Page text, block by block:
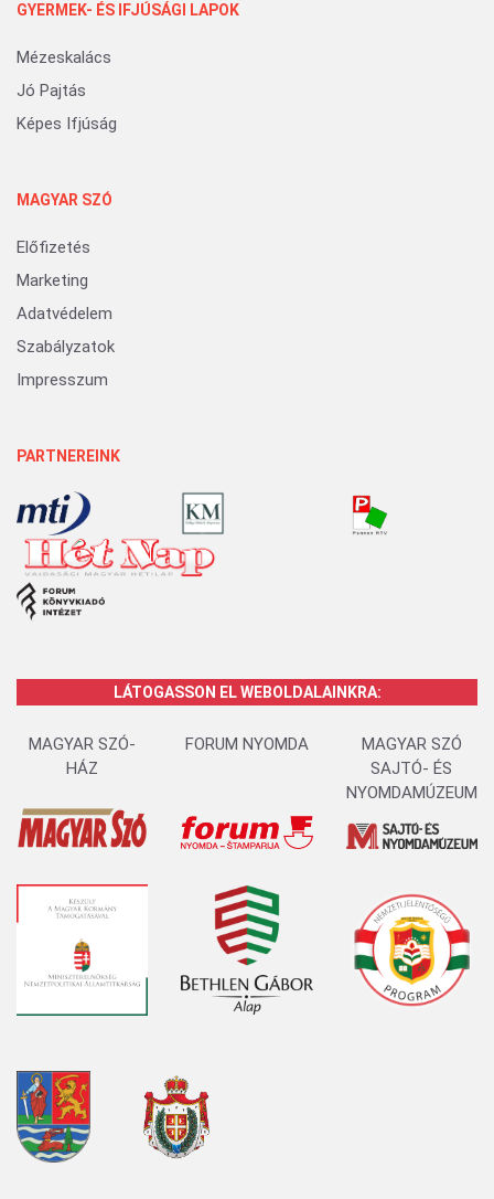
GYERMEK- ÉS IFJÚSÁGI LAPOK
Mézeskalács
Jó Pajtás
Képes Ifjúság
MAGYAR SZÓ
Előfizetés
Marketing
Adatvédelem
Szabályzatok
Impresszum
PARTNEREINK
LÁTOGASSON EL WEBOLDALAINKRA:
MAGYAR SZÓ-
HÁZ
FORUM NYOMDA
MAGYAR SZÓ
SAJTÓ- ÉS
NYOMDAMÚZEUM